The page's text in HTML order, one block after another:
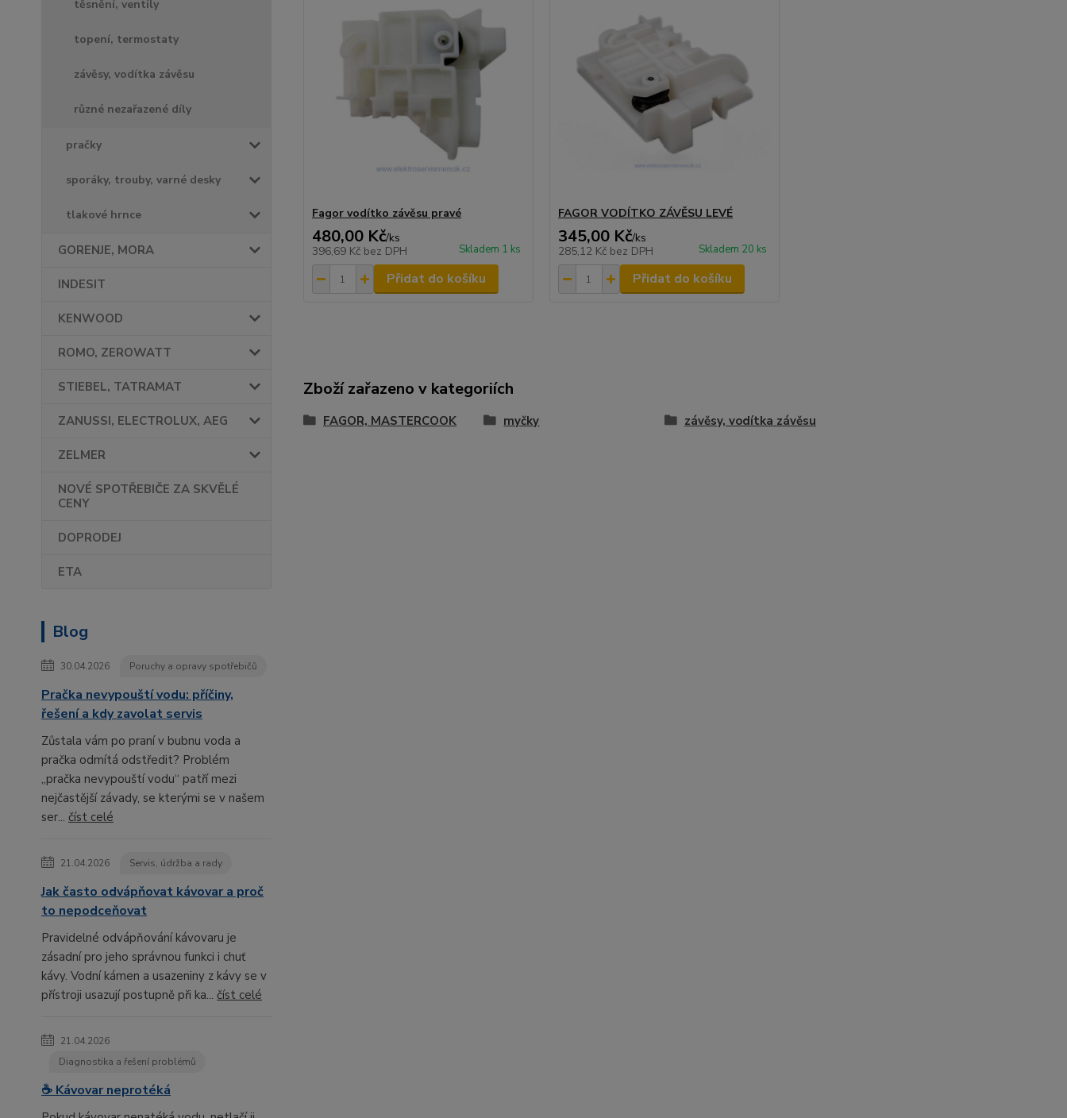
těsnění, ventily
topení, termostaty
závěsy, vodítka závěsu
různé nezařazené díly
pračky
sporáky, trouby, varné desky
tlakové hrnce
GORENJE, MORA
INDESIT
KENWOOD
ROMO, ZEROWATT
STIEBEL, TATRAMAT
ZANUSSI, ELECTROLUX, AEG
ZELMER
NOVÉ SPOTŘEBIČE ZA SKVĚLÉ
CENY
DOPRODEJ
ETA
Blog
30.04.2026 Poruchy a opravy spotřebičů
Pračka nevypouští vodu: příčiny,
řešení a kdy zavolat servis
Zůstala vám po praní v bubnu voda a
pračka odmítá odstředit? Problém
„pračka nevypouští vodu“ patří mezi
nejčastější závady, se kterými se v našem
ser... číst celé
21.04.2026 Servis, údržba a rady
Jak často odvápňovat kávovar a proč
to nepodceňovat
Pravidelné odvápňování kávovaru je
zásadní pro jeho správnou funkci i chuť
kávy. Vodní kámen a usazeniny z kávy se v
přístroji usazují postupně při ka... číst celé
21.04.2026
Diagnostika a řešení problémů
☕ Kávovar neprotéká
Fagor vodítko závěsu pravé
480,00 Kč/ks
396,69 Kč bez DPH Skladem 1 ks
Přidat do košíku
FAGOR VODÍTKO ZÁVĚSU LEVÉ
345,00 Kč/ks
285,12 Kč bez DPH Skladem 20 ks
Přidat do košíku
Zboží zařazeno v kategoriích
FAGOR, MASTERCOOK myčky závěsy, vodítka závěsu